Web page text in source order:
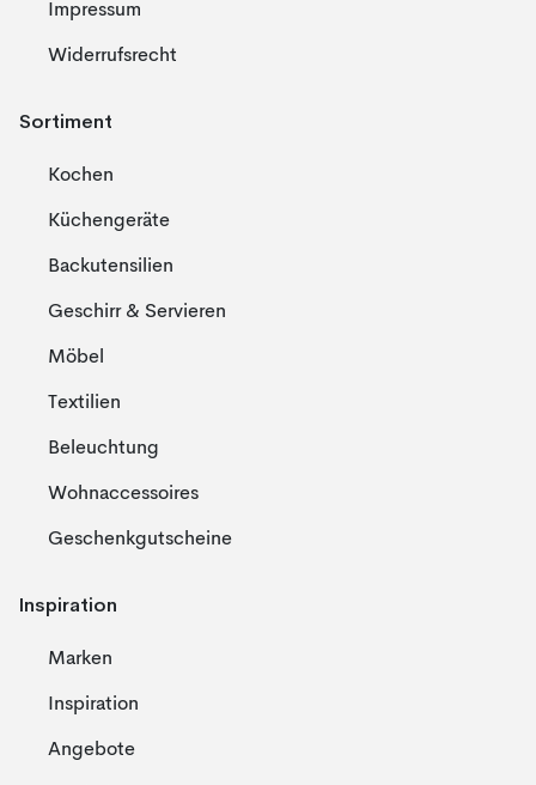
Impressum
Widerrufsrecht
Sortiment
Kochen
Küchengeräte
Backutensilien
Geschirr & Servieren
Möbel
Textilien
Beleuchtung
Wohnaccessoires
Geschenkgutscheine
Inspiration
Marken
Inspiration
Angebote